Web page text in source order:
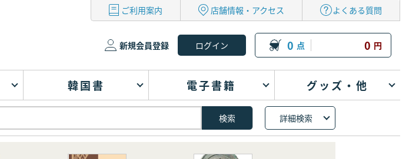
ご利用案内 店舗情報・アクセス よくある質問
新規会員登録 0 点 0 円
韓国書 電子書籍 グッズ・他
詳細検索